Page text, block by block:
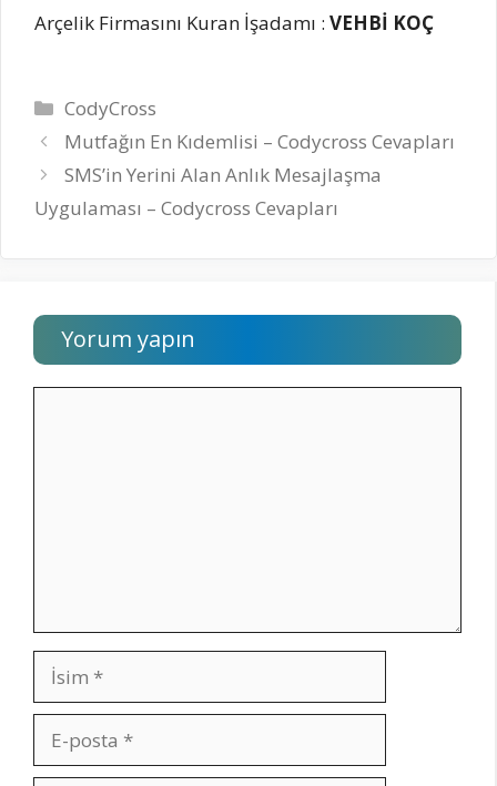
Arçelik Firmasını Kuran İşadamı : VEHBİ KOÇ
Kategoriler
CodyCross
Mutfağın En Kıdemlisi – Codycross Cevapları
SMS’in Yerini Alan Anlık Mesajlaşma
Uygulaması – Codycross Cevapları
Yorum yapın
İsim
posta